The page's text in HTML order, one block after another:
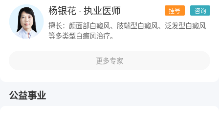
咨询
挂号
杨银花· 执业医师
擅长：颜面部白癜风、肢端型白癜风、泛发型白癜风
等多类型白癜风治疗。
更多专家
公益事业